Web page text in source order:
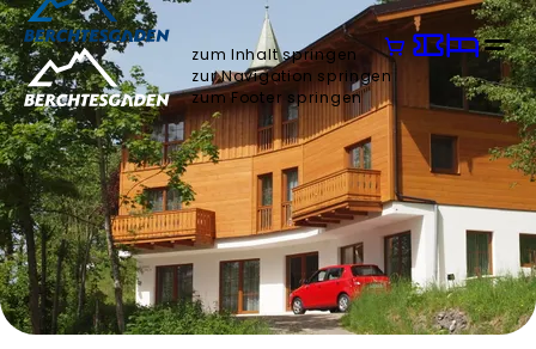
zum Inhalt springen
zur Navigation springen
zum Footer springen